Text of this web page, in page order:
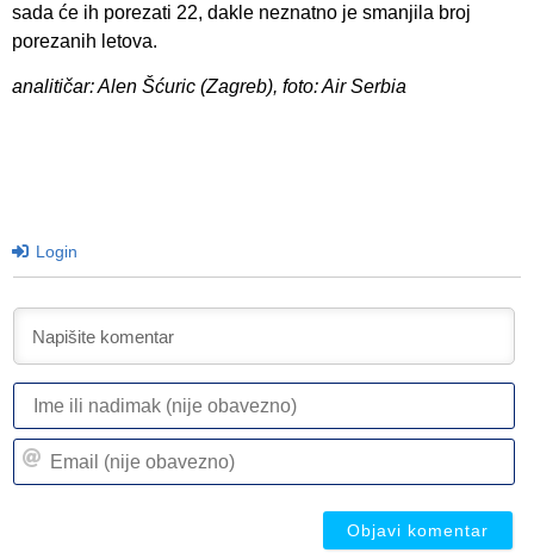
sada će ih porezati 22, dakle neznatno je smanjila broj
porezanih letova.
analitičar: Alen Šćuric (Zagreb), foto: Air Serbia
Login